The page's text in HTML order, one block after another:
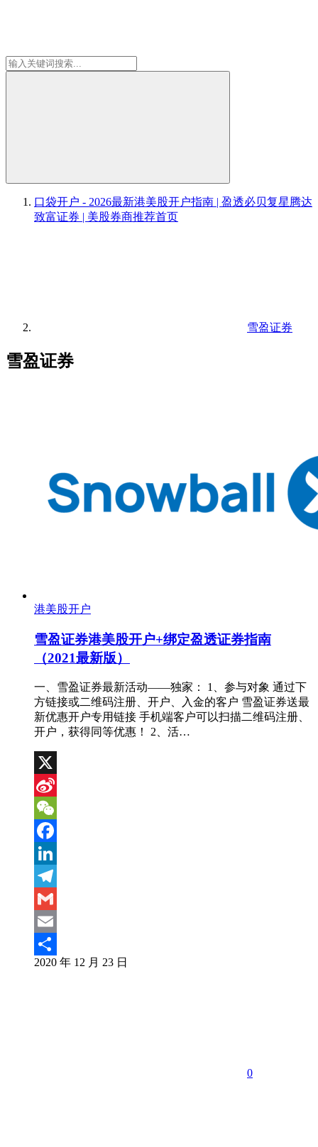
口袋开户 - 2026最新港美股开户指南 | 盈透必贝复星腾达
致富证券 | 美股券商推荐首页
雪盈证券
雪盈证券
港美股开户
雪盈证券港美股开户+绑定盈透证券指南
（2021最新版）
一、雪盈证券最新活动——独家： 1、参与对象 通过下
方链接或二维码注册、开户、入金的客户 雪盈证券送最
新优惠开户专用链接 手机端客户可以扫描二维码注册、
开户，获得同等优惠！ 2、活…
X
Sina
Weibo
WeChat
Facebook
LinkedIn
Telegram
Gmail
Email
分
2020 年 12 月 23 日
0